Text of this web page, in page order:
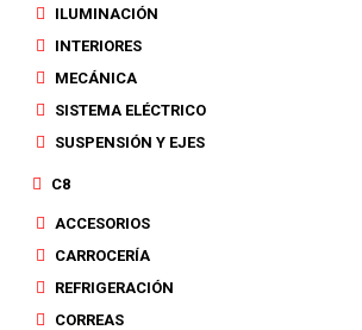
ILUMINACIÓN
INTERIORES
MECÁNICA
SISTEMA ELÉCTRICO
SUSPENSIÓN Y EJES
C8
ACCESORIOS
CARROCERÍA
REFRIGERACIÓN
CORREAS